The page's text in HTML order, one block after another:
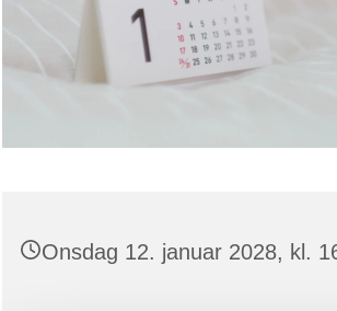
Onsdag 12. januar 2028, kl.